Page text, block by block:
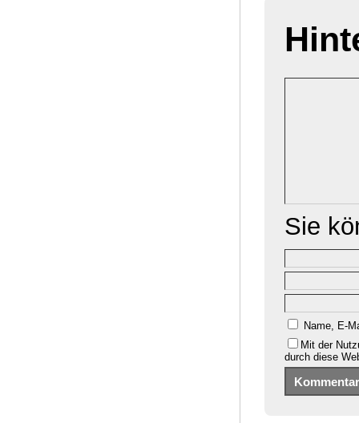
Sie
Name, E-
Mit der
durch diese